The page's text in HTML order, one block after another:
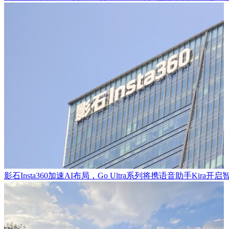
影石Insta360加速AI布局，Go Ultra系列将携语音助手Kira开启